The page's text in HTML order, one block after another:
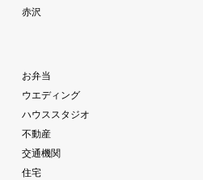
赤沢
お弁当
ウエディング
ハウススタジオ
不動産
交通機関
住宅